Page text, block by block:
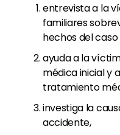
entrevista a la
familiares
hechos del
ayuda a la
médica inicial y
tratamiento
investiga la
accidente,